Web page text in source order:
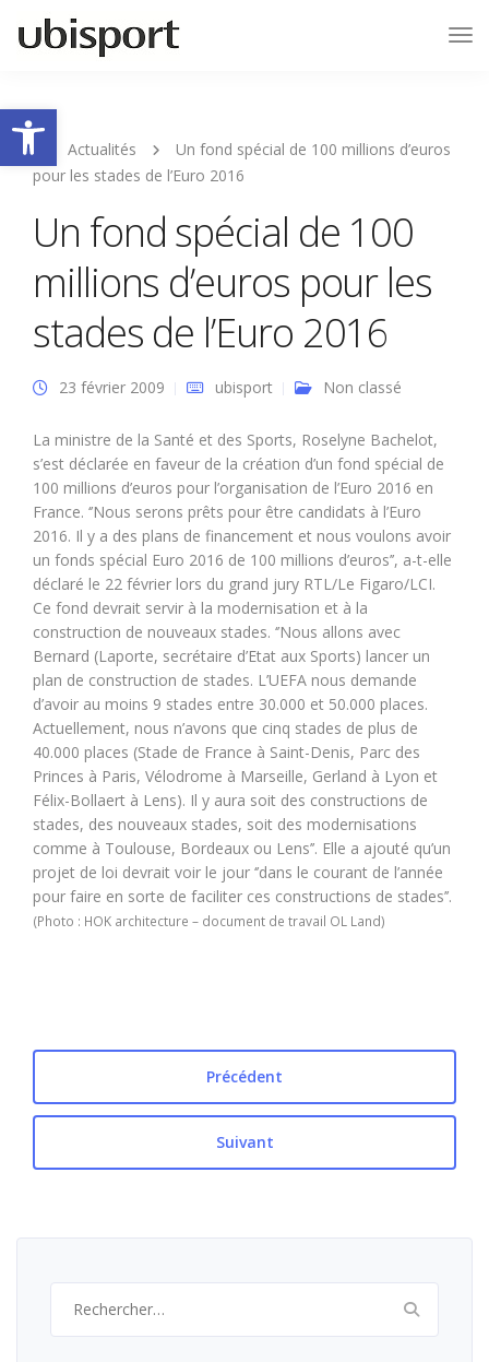
Ouvrir la barre d’outils
Actualités
Un fond spécial de 100 millions d’euros
pour les stades de l’Euro 2016
Un fond spécial de 100
millions d’euros pour les
stades de l’Euro 2016
23 février 2009 ubisport Non classé
La ministre de la Santé et des Sports, Roselyne Bachelot,
s’est déclarée en faveur de la création d’un fond spécial de
100 millions d’euros pour l’organisation de l’Euro 2016 en
France. ‘’Nous serons prêts pour être candidats à l’Euro
2016. Il y a des plans de financement et nous voulons avoir
un fonds spécial Euro 2016 de 100 millions d’euros’’, a-t-elle
déclaré le 22 février lors du grand jury RTL/Le Figaro/LCI.
Ce fond devrait servir à la modernisation et à la
construction de nouveaux stades. ‘’Nous allons avec
Bernard (Laporte, secrétaire d’Etat aux Sports) lancer un
plan de construction de stades. L’UEFA nous demande
d’avoir au moins 9 stades entre 30.000 et 50.000 places.
Actuellement, nous n’avons que cinq stades de plus de
40.000 places (Stade de France à Saint-Denis, Parc des
Princes à Paris, Vélodrome à Marseille, Gerland à Lyon et
Félix-Bollaert à Lens). Il y aura soit des constructions de
stades, des nouveaux stades, soit des modernisations
comme à Toulouse, Bordeaux ou Lens’’. Elle a ajouté qu’un
projet de loi devrait voir le jour ‘’dans le courant de l’année
pour faire en sorte de faciliter ces constructions de stades’’.
(Photo : HOK architecture – document de travail OL Land)
Précédent
Suivant